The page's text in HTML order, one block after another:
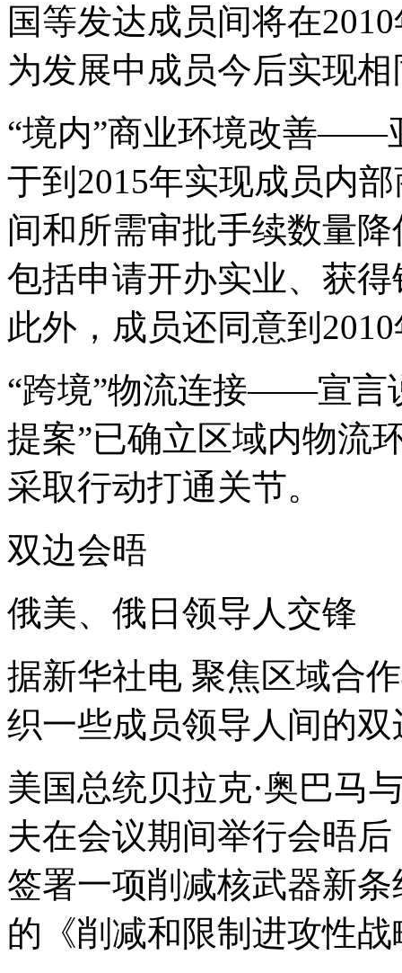
国等发达成员间将在
为发展中成员今后实现相
“境内”商业环境改善——
于到2015年实现成员内
间和所需审批手续数量
包括申请开办实业、获
此外，成员还同意到
“跨境”物流连接——宣言
提案”已确立区域内物流
采取行动打通关节。
双边会晤
俄美、俄日领导人交锋
据新华社电 聚焦区域合
织一些成员领导人间的
美国总统贝拉克·奥巴马
夫在会议期间举行会晤
签署一项削减核武器新
的《削减和限制进攻性